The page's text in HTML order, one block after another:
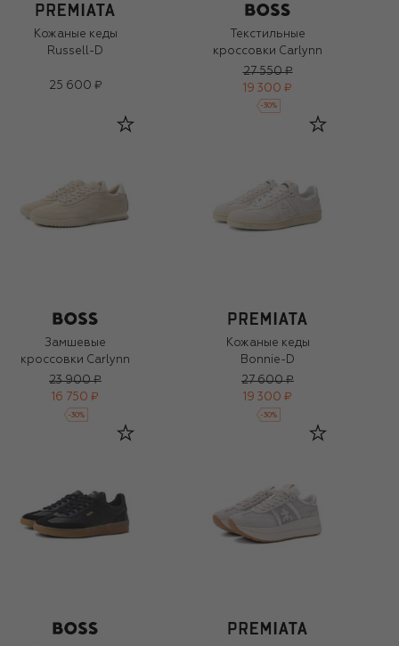
Кожаные кеды
Russell-D
25 600 ₽
Текстильные
кроссовки Carlynn
27 550 ₽
19 300 ₽
-30%
Замшевые
кроссовки Carlynn
23 900 ₽
16 750 ₽
-30%
Кожаные кеды
Bonnie-D
27 600 ₽
19 300 ₽
-30%